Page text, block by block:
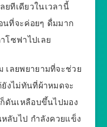
ทีเดียวในเวลานี้
ที่จะค่อยๆ ดื่มมาก
โซฟาไปเลย
เลยพยายามที่จะช่วย
งไม่ทันที่ผ้าหมดจะ
ดันเหลือบขึ้นไปมอง
ลับไป กำลังควยแข็ง